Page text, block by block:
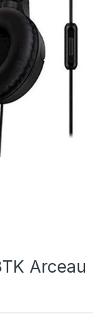
Arceau